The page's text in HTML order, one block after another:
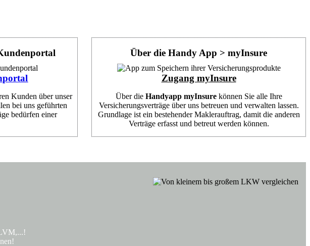
Kunden über unser
bei uns geführten
bedürfen einer
Über die Handy App > myInsure
Zugang myInsure
Über die Handyapp myInsurekönnen Sie alle Ihre
Versicherungsverträge über uns betreuen und verwalten lassen.
Grundlage ist ein bestehender Maklerauftrag, damit die anderen
Verträge erfasst und betreut werden können.